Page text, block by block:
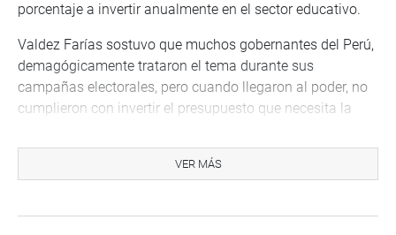
porcentaje a invertir anualmente en el sector educativo.
Valdez Farías sostuvo que muchos gobernantes del Perú,
demagógicamente trataron el tema durante sus
campañas electorales, pero cuando llegaron al poder, no
cumplieron con invertir el presupuesto que necesita la
“Hablamos de corrupción, inseguridad ciudadana,
VER MÁS